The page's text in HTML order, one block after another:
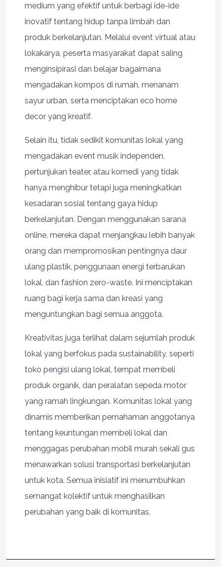
medium yang efektif untuk berbagi ide-ide
inovatif tentang hidup tanpa limbah dan
produk berkelanjutan. Melalui event virtual atau
lokakarya, peserta masyarakat dapat saling
menginsipirasi dan belajar bagaimana
mengadakan kompos di rumah, menanam
sayur urban, serta menciptakan eco home
decor yang kreatif.
Selain itu, tidak sedikit komunitas lokal yang
mengadakan event musik independen,
pertunjukan teater, atau komedi yang tidak
hanya menghibur tetapi juga meningkatkan
kesadaran sosial tentang gaya hidup
berkelanjutan. Dengan menggunakan sarana
online, mereka dapat menjangkau lebih banyak
orang dan mempromosikan pentingnya daur
ulang plastik, penggunaan energi terbarukan
lokal, dan fashion zero-waste. Ini menciptakan
ruang bagi kerja sama dan kreasi yang
menguntungkan bagi semua anggota.
Kreativitas juga terlihat dalam sejumlah produk
lokal yang berfokus pada sustainability, seperti
toko pengisi ulang lokal, tempat membeli
produk organik, dan peralatan sepeda motor
yang ramah lingkungan. Komunitas lokal yang
dinamis memberikan pemahaman anggotanya
tentang keuntungan membeli lokal dan
menggagas perubahan mobil murah sekali gus
menawarkan solusi transportasi berkelanjutan
untuk kota. Semua inisiatif ini menumbuhkan
semangat kolektif untuk menghasilkan
perubahan yang baik di komunitas.